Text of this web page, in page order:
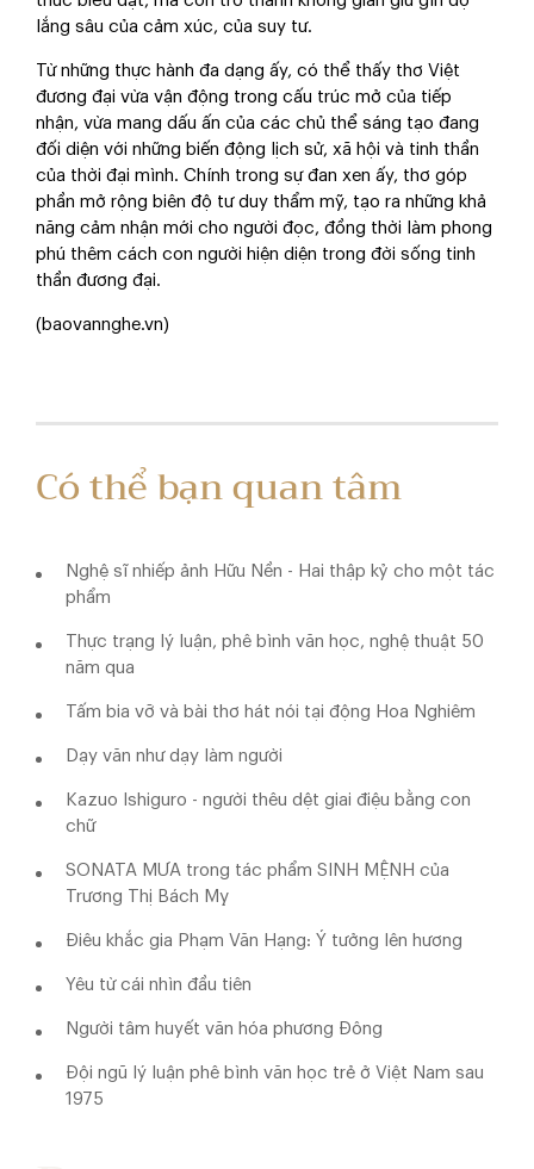
lắng sâu của cảm xúc, của suy tư.
Từ những thực hành đa dạng ấy, có thể thấy thơ Việt
đương đại vừa vận động trong cấu trúc mở của tiếp
nhận, vừa mang dấu ấn của các chủ thể sáng tạo đang
đối diện với những biến động lịch sử, xã hội và tinh thần
của thời đại mình. Chính trong sự đan xen ấy, thơ góp
phần mở rộng biên độ tư duy thẩm mỹ, tạo ra những khả
năng cảm nhận mới cho người đọc, đồng thời làm phong
phú thêm cách con người hiện diện trong đời sống tinh
thần đương đại.
(baovannghe.vn)
Có thể bạn quan tâm
Nghệ sĩ nhiếp ảnh Hữu Nền - Hai thập kỷ cho một tác
phẩm
Thực trạng lý luận, phê bình văn học, nghệ thuật 50
năm qua
Tấm bia vỡ và bài thơ hát nói tại động Hoa Nghiêm
Dạy văn như dạy làm người
Kazuo Ishiguro - người thêu dệt giai điệu bằng con
chữ
SONATA MƯA trong tác phẩm SINH MỆNH của
Trương Thị Bách Mỵ
Điêu khắc gia Phạm Văn Hạng: Ý tưởng lên hương
Yêu từ cái nhìn đầu tiên
Người tâm huyết văn hóa phương Đông
Đội ngũ lý luận phê bình văn học trẻ ở Việt Nam sau
1975